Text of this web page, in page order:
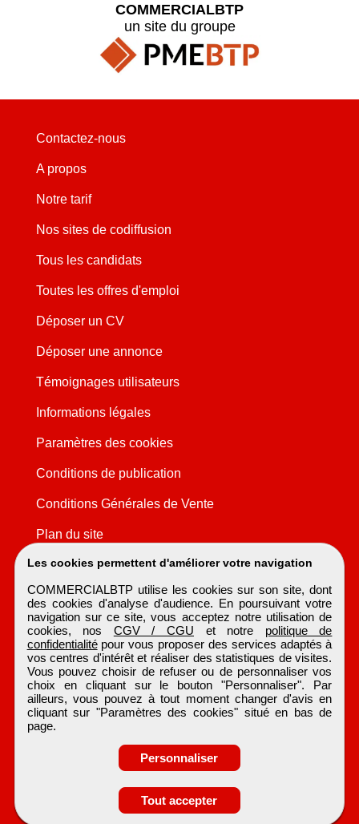
Candidature spontanée
Les cookies permettent d'améliorer votre navigation
COMMERCIALBTP utilise les cookies sur son site, dont
des cookies d'analyse d'audience. En poursuivant votre
navigation sur ce site, vous acceptez notre utilisation de
cookies, nos CGV / CGU et notre politique de
confidentialitépour vous proposer des services adaptés à
vos centres d'intérêt et réaliser des statistiques de visites.
Vous pouvez choisir de refuser ou de personnaliser vos
choix en cliquant sur le bouton "Personnaliser". Par
ailleurs, vous pouvez à tout moment changer d'avis en
cliquant sur "Paramètres des cookies" situé en bas de
page.
Personnaliser
Tout accepter
COMMERCIALBTP
un site du groupe
Contactez-nous
A propos
Notre tarif
Nos sites de codiffusion
Tous les candidats
Toutes les offres d'emploi
Déposer un CV
Déposer une annonce
Témoignages utilisateurs
Informations légales
Paramètres des cookies
Conditions de publication
Conditions Générales de Vente
Plan du site
COMMERCIALBTP